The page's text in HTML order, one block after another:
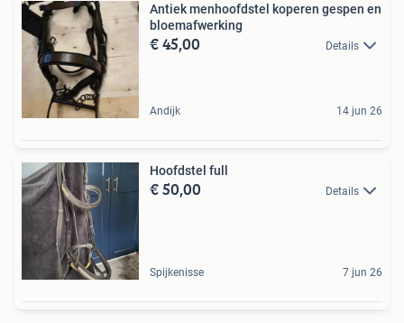
Antiek menhoofdstel koperen gespen en
bloemafwerking
€ 45,00 Details
Andijk 14 jun 26
Hoofdstel full
€ 50,00 Details
Spijkenisse 7 jun 26